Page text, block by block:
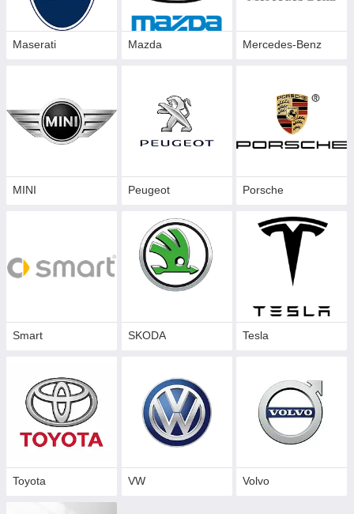
Maserati Mazda Mercedes-Benz
MINI Peugeot Porsche
Smart SKODA Tesla
Toyota VW Volvo